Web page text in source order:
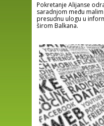
Pokretanje Alijanse
saradnjom među
presudnu ulogu u
širom Balkana.